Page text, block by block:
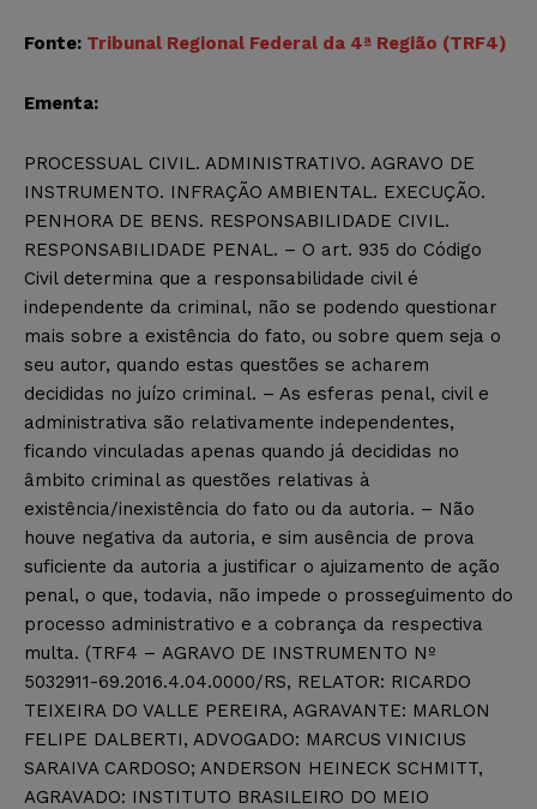
Fonte: Tribunal Regional Federal da 4ª Região (TRF4)
Ementa:
PROCESSUAL CIVIL. ADMINISTRATIVO. AGRAVO DE
INSTRUMENTO. INFRAÇÃO AMBIENTAL. EXECUÇÃO.
PENHORA DE BENS. RESPONSABILIDADE CIVIL.
RESPONSABILIDADE PENAL. – O art. 935 do Código
Civil determina que a responsabilidade civil é
independente da criminal, não se podendo questionar
mais sobre a existência do fato, ou sobre quem seja o
seu autor, quando estas questões se acharem
decididas no juízo criminal. – As esferas penal, civil e
administrativa são relativamente independentes,
ficando vinculadas apenas quando já decididas no
âmbito criminal as questões relativas à
existência/inexistência do fato ou da autoria. – Não
houve negativa da autoria, e sim ausência de prova
suficiente da autoria a justificar o ajuizamento de ação
penal, o que, todavia, não impede o prosseguimento do
processo administrativo e a cobrança da respectiva
multa. (TRF4 – AGRAVO DE INSTRUMENTO Nº
5032911-69.2016.4.04.0000/RS, RELATOR: RICARDO
TEIXEIRA DO VALLE PEREIRA, AGRAVANTE: MARLON
FELIPE DALBERTI, ADVOGADO: MARCUS VINICIUS
SARAIVA CARDOSO; ANDERSON HEINECK SCHMITT,
AGRAVADO: INSTITUTO BRASILEIRO DO MEIO